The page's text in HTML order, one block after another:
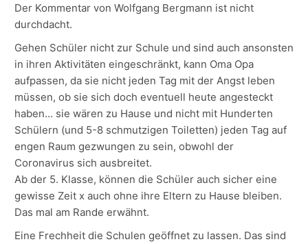
Der Kommentar von Wolfgang Bergmann ist nicht
durchdacht.
Gehen Schüler nicht zur Schule und sind auch ansonsten
in ihren Aktivitäten eingeschränkt, kann Oma Opa
aufpassen, da sie nicht jeden Tag mit der Angst leben
müssen, ob sie sich doch eventuell heute angesteckt
haben… sie wären zu Hause und nicht mit Hunderten
Schülern (und 5-8 schmutzigen Toiletten) jeden Tag auf
engen Raum gezwungen zu sein, obwohl der
Coronavirus sich ausbreitet.
Ab der 5. Klasse, können die Schüler auch sicher eine
gewisse Zeit x auch ohne ihre Eltern zu Hause bleiben.
Das mal am Rande erwähnt.
Eine Frechheit die Schulen geöffnet zu lassen. Das sind